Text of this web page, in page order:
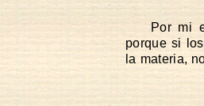
Por mi
porque si
la materia,